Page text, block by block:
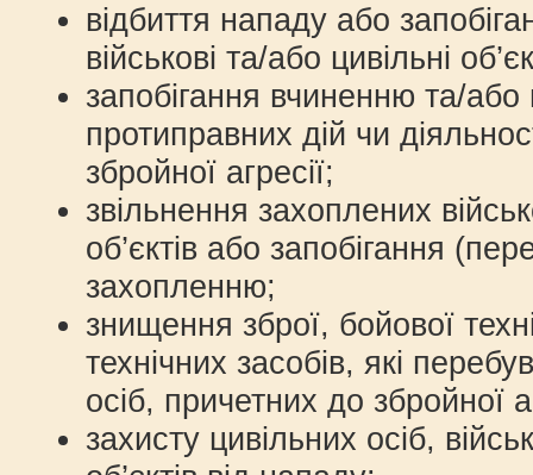
відбиття нападу або
військові та/або цивільні
запобігання вчиненню та/
протиправних дій чи
збройної агресії;
звільнення захоплених
об’єктів або запобігання
захопленню;
знищення зброї, бойової
технічних засобів, які
осіб, причетних до збройної
захисту цивільних осіб,